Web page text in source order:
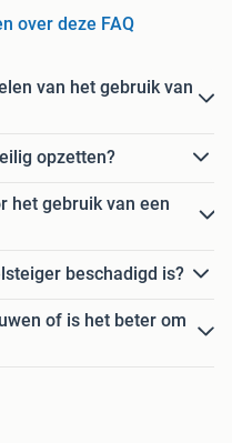
over deze FAQ
van het gebruik van
opzetten?
het gebruik van een
beschadigd is?
of is het beter om